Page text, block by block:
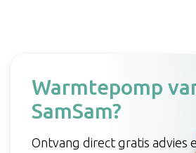
Warmtepomp
SamSam?
Ontvang direct gratis advies